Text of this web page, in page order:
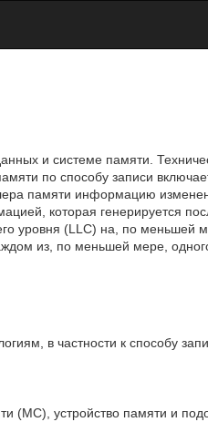
и системе памяти.
по способу записи
памяти информацию
которая генерируется
уровня (LLC) на, по меньшей
из, по меньшей мере,
в частности к способу
(MC), устройство памяти и